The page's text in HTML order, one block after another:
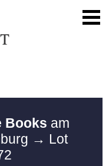
Books am
→ Lot